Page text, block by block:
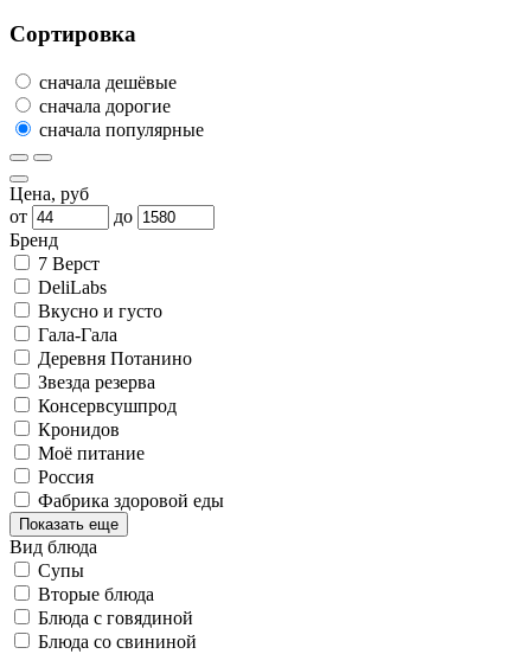
Сортировка
сначала дешёвые
сначала дорогие
сначала популярные
Цена, руб
от
до
Бренд
7 Верст
DeliLabs
Вкусно и густо
Гала-Гала
Деревня Потанино
Звезда резерва
Консервсушпрод
Кронидов
Моё питание
Россия
Фабрика здоровой еды
Показать еще
Вид блюда
Супы
Вторые блюда
Блюда с говядиной
Блюда со свининой